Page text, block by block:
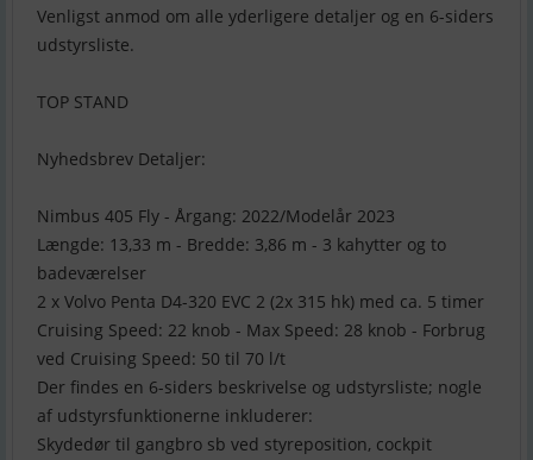
Venligst anmod om alle yderligere detaljer og en 6-siders
udstyrsliste.
TOP STAND
Nyhedsbrev Detaljer:
Nimbus 405 Fly - Årgang: 2022/Modelår 2023
Længde: 13,33 m - Bredde: 3,86 m - 3 kahytter og to
badeværelser
2 x Volvo Penta D4-320 EVC 2 (2x 315 hk) med ca. 5 timer
Cruising Speed: 22 knob - Max Speed: 28 knob - Forbrug
ved Cruising Speed: 50 til 70 l/t
Der findes en 6-siders beskrivelse og udstyrsliste; nogle
af udstyrsfunktionerne inkluderer:
Skydedør til gangbro sb ved styreposition, cockpit